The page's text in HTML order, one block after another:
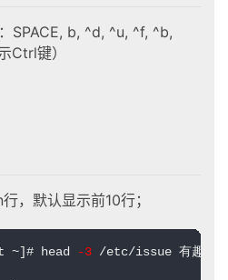
SPACE, b, ^d, ^u, ^f, ^b,
Ctrl键）
，默认显示前10行；
~]# head -3 /etc/issue 有趣的